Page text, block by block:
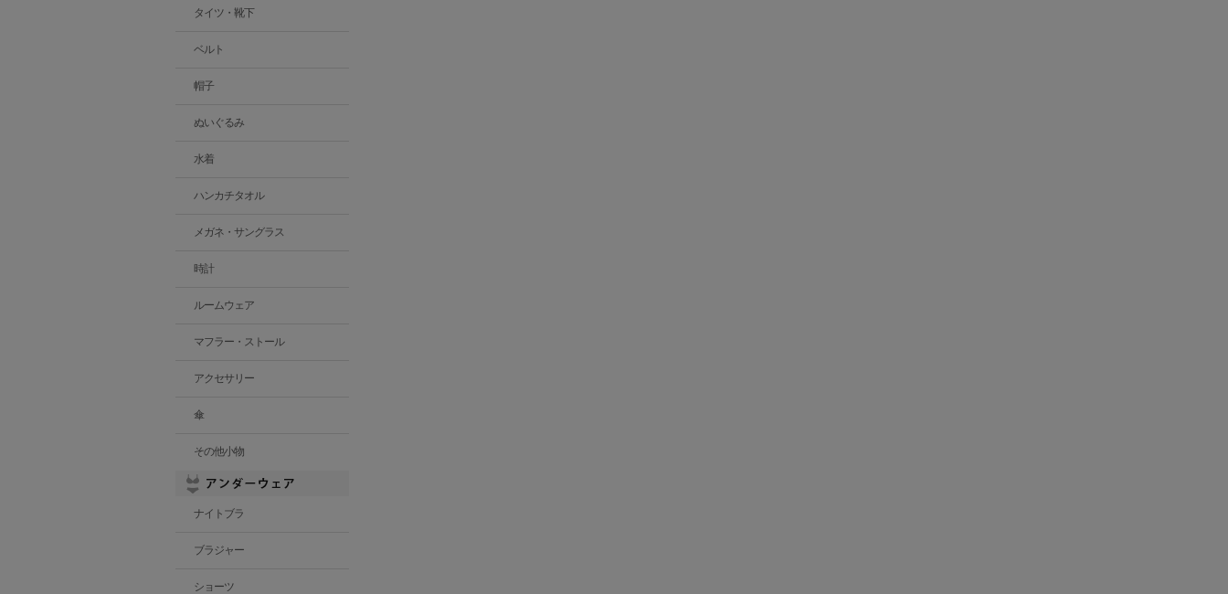
タイツ・靴下
ベルト
帽子
ぬいぐるみ
水着
ハンカチタオル
メガネ・サングラス
時計
ルームウェア
マフラー・ストール
アクセサリー
傘
その他小物
ナイトブラ
ブラジャー
ショーツ